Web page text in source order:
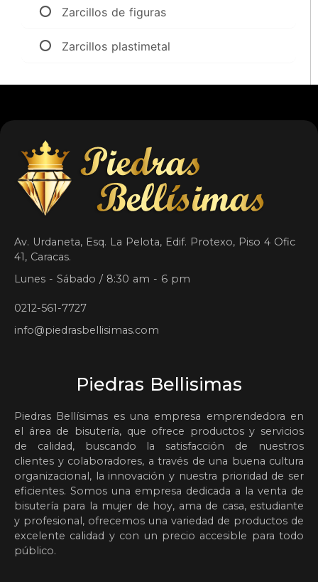
Zarcillos de figuras
Zarcillos plastimetal
Av. Urdaneta, Esq. La Pelota, Edif. Protexo, Piso 4 Ofic
41, Caracas.
Lunes - Sábado / 8:30 am - 6 pm
0212-561-7727
info@piedrasbellisimas.com
Piedras Bellisimas
Piedras Bellísimas es una empresa emprendedora en
el área de bisutería, que ofrece productos y servicios
de calidad, buscando la satisfacción de nuestros
clientes y colaboradores, a través de una buena cultura
organizacional, la innovación y nuestra prioridad de ser
eficientes. Somos una empresa dedicada a la venta de
bisutería para la mujer de hoy, ama de casa, estudiante
y profesional, ofrecemos una variedad de productos de
excelente calidad y con un precio accesible para todo
público.